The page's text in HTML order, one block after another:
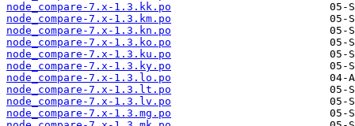
node_compare-7.x-1.3.kk.po
node_compare-7.x-1.3.km.po
node_compare-7.x-1.3.kn.po
node_compare-7.x-1.3.ko.po
node_compare-7.x-1.3.ku.po
node_compare-7.x-1.3.ky.po
node_compare-7.x-1.3.lo.po
node_compare-7.x-1.3.lt.po
node_compare-7.x-1.3.lv.po
node_compare-7.x-1.3.mg.po